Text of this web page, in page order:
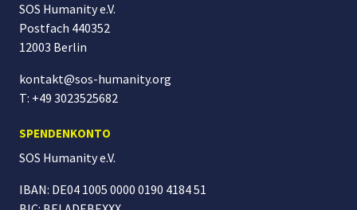
SOS Humanity e.V.
Postfach 440352
12003 Berlin
kontakt@sos-humanity.org
T: +49 3023525682
SPENDENKONTO
SOS Humanitye.V.
IBAN: DE04 1005 0000 0190 4184 51